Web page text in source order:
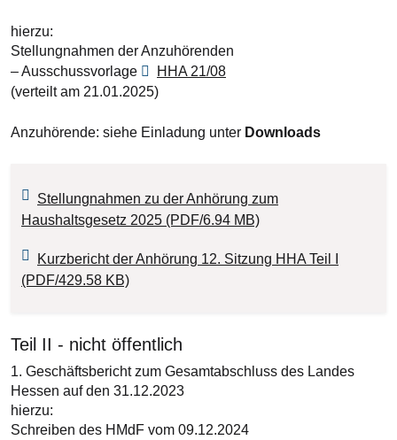
hierzu:
Stellungnahmen der Anzuhörenden
– Ausschussvorlage
HHA 21/08
(verteilt am 21.01.2025)
Anzuhörende: siehe Einladung unter Downloads
Stellungnahmen zu der Anhörung zum
Haushaltsgesetz 2025 (PDF/6.94 MB)
Kurzbericht der Anhörung 12. Sitzung HHA Teil I
(PDF/429.58 KB)
Teil II - nicht öffentlich
1. Geschäftsbericht zum Gesamtabschluss des Landes
Hessen auf den 31.12.2023
hierzu:
Schreiben des HMdF vom 09.12.2024